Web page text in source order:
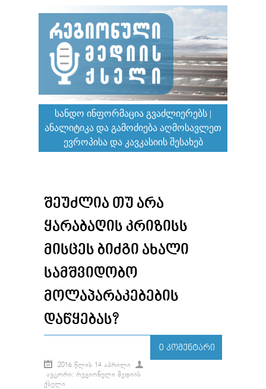
ᲡᲐᲜᲓᲝ ᲘᲜᲤᲝᲠᲛᲐᲪᲘᲐ ᲒᲕᲐᲫᲚᲘᲔᲠᲔᲑᲡ |
ᲐᲜᲐᲚᲘᲢᲘᲙᲐ ᲓᲐ ᲒᲐᲛᲝᲫᲘᲔᲑᲐ ᲐᲦᲛᲝᲡᲐᲕᲚᲔᲗ
ᲔᲕᲠᲝᲞᲘᲡᲐ ᲓᲐ ᲙᲐᲕᲙᲐᲡᲘᲘᲡ ᲨᲔᲡᲐᲮᲔᲑ
ᲨᲔᲣᲫᲚᲘᲐ ᲗᲣ ᲐᲠᲐ
ᲧᲐᲠᲐᲑᲐᲦᲘᲡ ᲙᲠᲘᲖᲘᲡᲡ
ᲛᲘᲡᲪᲔᲡ ᲑᲘᲫᲒᲘ ᲐᲮᲐᲚᲘ
ᲡᲐᲛᲨᲕᲘᲓᲝᲑᲝ
ᲛᲝᲚᲐᲞᲐᲠᲐᲙᲔᲑᲔᲑᲘᲡ
ᲓᲐᲬᲧᲔᲑᲐᲡ?
0 ᲙᲝᲛᲔᲜᲢᲐᲠᲘ
2016 ᲬᲚᲘᲡ 14 ᲐᲞᲠᲘᲚᲘ
ᲐᲕᲢᲝᲠᲘ: ᲠᲔᲒᲘᲝᲜᲣᲚᲘ ᲛᲔᲓᲘᲘᲡ
ᲥᲡᲔᲚᲘ